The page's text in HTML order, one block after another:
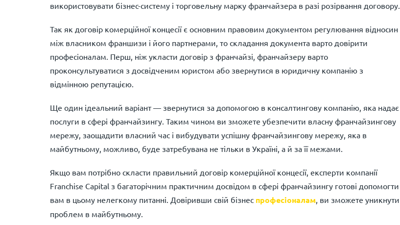
використовувати бізнес-систему і торговельну марку франчайзера в разі розірвання договору.
Так як договір комерційної концесії є основним правовим документом регулювання відносин
між власником франшизи і його партнерами, то складання документа варто довірити
професіоналам. Перш, ніж укласти договір з франчайзі, франчайзеру варто
проконсультуватися з досвідченим юристом або звернутися в юридичну компанію з
відмінною репутацією.
Ще один ідеальний варіант — звернутися за допомогою в консалтингову компанію, яка надає
послуги в сфері франчайзингу. Таким чином ви зможете убезпечити власну франчайзингову
мережу, заощадити власний час і вибудувати успішну франчайзингову мережу, яка в
майбутньому, можливо, буде затребувана не тільки в Україні, а й за її межами.
Якщо вам потрібно скласти правильний договір комерційної концесії, експерти компанії
Franchise Capital з багаторічним практичним досвідом в сфері франчайзингу готові допомогти
вам в цьому нелегкому питанні. Довіривши свій бізнес професіоналам, ви зможете уникнути
проблем в майбутньому.